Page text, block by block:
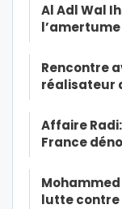
Al Adl Wal
l’amertume
Rencontre
réalisateur
Affaire
France
lutte contre